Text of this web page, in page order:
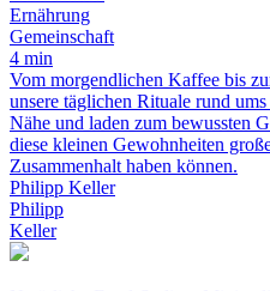
Ernährung
Gemeinschaft
4 min
Vom morgendlichen Kaffee bis
unsere täglichen Rituale rund
Nähe und laden zum bewussten
diese kleinen Gewohnheiten
Zusammenhalt haben können.
Philipp Keller
Philipp
Keller